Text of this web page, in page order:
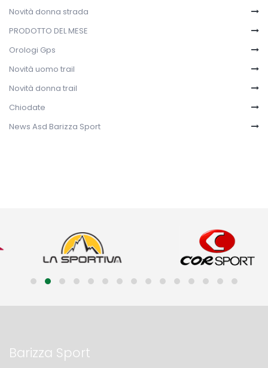
Novità donna strada
PRODOTTO DEL MESE
Orologi Gps
Novità uomo trail
Novità donna trail
Chiodate
News Asd Barizza Sport
Barizza Sport